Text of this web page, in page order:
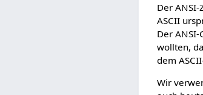
Der
ASCII
Der
wollten,
dem
Wir